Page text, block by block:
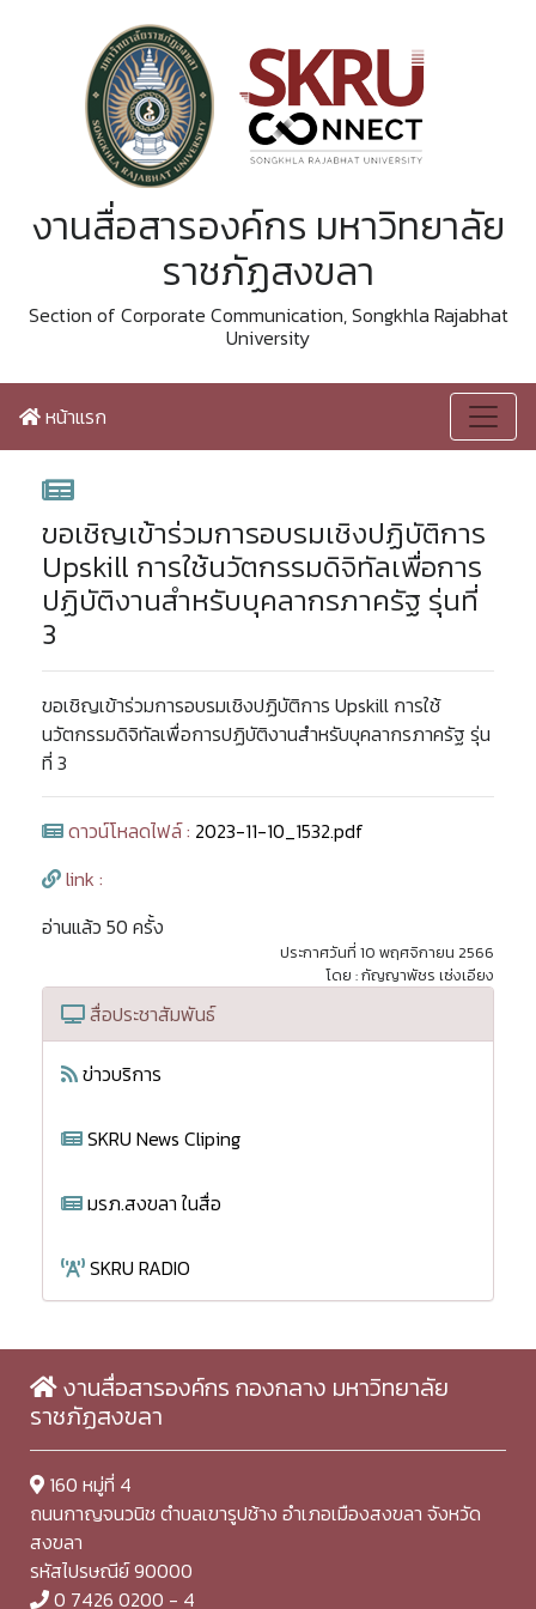
งานสื่อสารองค์กร มหาวิทยาลัย
ราชภัฏสงขลา
Section of Corporate Communication, Songkhla Rajabhat
University
หน้าแรก
ขอเชิญเข้าร่วมการอบรมเชิงปฏิบัติการ
Upskill การใช้นวัตกรรมดิจิทัลเพื่อการ
ปฏิบัติงานสำหรับบุคลากรภาครัฐ รุ่นที่
3
ขอเชิญเข้าร่วมการอบรมเชิงปฏิบัติการ Upskill การใช้
นวัตกรรมดิจิทัลเพื่อการปฏิบัติงานสำหรับบุคลากรภาครัฐ รุ่น
ที่ 3
ดาวน์โหลดไฟล์ : 2023-11-10_1532.pdf
link :
อ่านแล้ว 50 ครั้ง
ประกาศวันที่ 10 พฤศจิกายน 2566
โดย : กัญญาพัชร เซ่งเอียง
สื่อประชาสัมพันธ์
ข่าวบริการ
SKRU News Cliping
มรภ.สงขลา ในสื่อ
SKRU RADIO
งานสื่อสารองค์กร กองกลาง มหาวิทยาลัย
ราชภัฏสงขลา
160 หมู่ที่ 4
ถนนกาญจนวนิช ตำบลเขารูปช้าง อำเภอเมืองสงขลา จังหวัด
สงขลา
รหัสไปรษณีย์ 90000
0 7426 0200 - 4